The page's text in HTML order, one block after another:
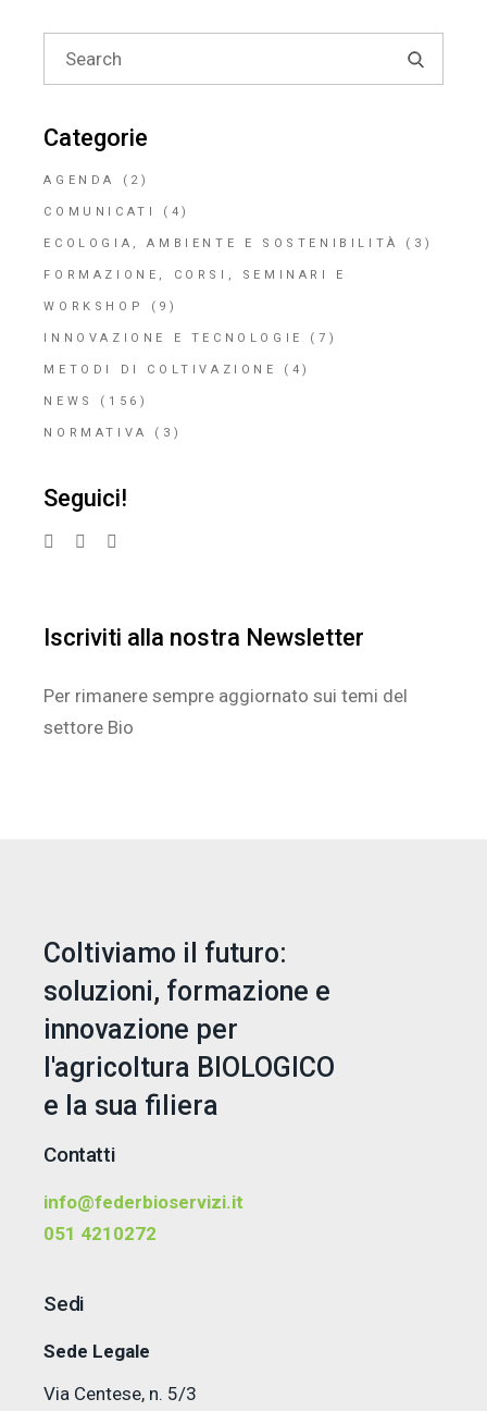
for:
Categorie
AGENDA (2)
COMUNICATI (4)
ECOLOGIA, AMBIENTE E SOSTENIBILITÀ (3)
FORMAZIONE, CORSI, SEMINARI E
WORKSHOP (9)
INNOVAZIONE E TECNOLOGIE (7)
METODI DI COLTIVAZIONE (4)
NEWS (156)
NORMATIVA (3)
Seguici!
Iscriviti alla nostra Newsletter
Per rimanere sempre aggiornato sui temi del
settore Bio
Coltiviamo il futuro:
soluzioni, formazione e
innovazione per
l'agricoltura BIOLOGICO
e la sua filiera
Contatti
info@federbioservizi.it
051 4210272
Sedi
Sede Legale
Via Centese, n. 5/3